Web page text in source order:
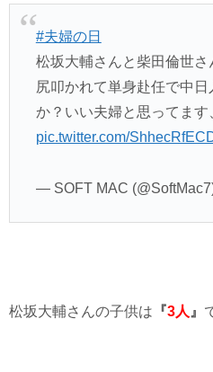
#夫婦の日
松坂大輔さんと柴田倫世
尻叩かれて単身赴任で中
か？いい夫婦と思ってます
pic.twitter.com/
— SOFT MAC
松坂大輔さんの子供は 『3人 』